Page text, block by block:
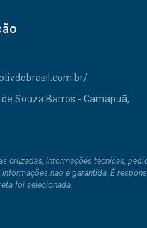
de Souza Barros - Camapuã,
cruzadas, informações técnicas,
nao é garantida, É
foi selecionada.